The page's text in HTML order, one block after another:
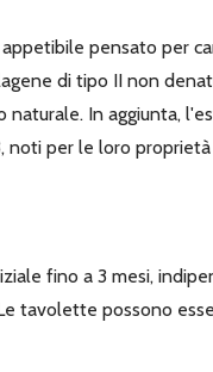
pensato per
di tipo II non
In aggiunta,
noti per le loro
fino a 3 mesi,
tavolette possono